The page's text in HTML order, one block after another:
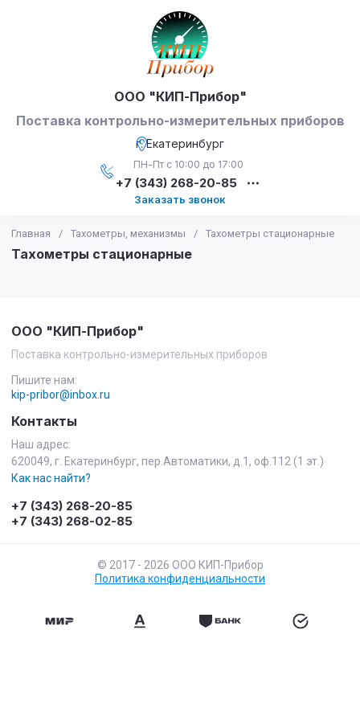
ООО "КИП-Прибор"
Поставка контрольно-измерительных приборов
г. Екатеринбург
ПН-Пт с 10:00 до 17:00
+7 (343) 268-20-85
Заказать звонок
Главная / Тахометры, механизмы / Тахометры стационарные
Тахометры стационарные
ООО "КИП-Прибор"
Поставка контрольно-измерительных приборов
Пишите нам:
kip-pribor@inbox.ru
Контакты
Наш адрес:
620049, г. Екатеринбург, пер.Автоматики, д.1, оф.112 (1 эт.)
Как нас найти?
+7 (343) 268-20-85
+7 (343) 268-02-85
© 2017 - 2026 ООО КИП-Прибор
Политика конфиденциальности